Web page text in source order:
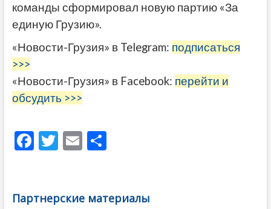
команды сформировал новую партию «За
единую Грузию».
«Новости-Грузия» в Telegram: подписаться
>>>
«Новости-Грузия» в Facebook: перейти и
обсудить >>>
F
b
T
er
E
l
О
а
Партнерские материалы